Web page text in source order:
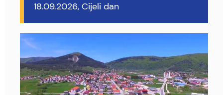
18.09.2026, Cijeli dan